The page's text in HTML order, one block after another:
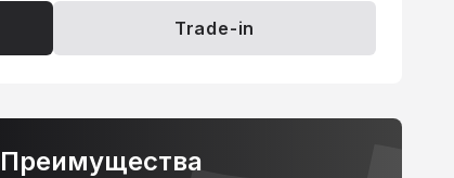
Trade-in
Преимущества